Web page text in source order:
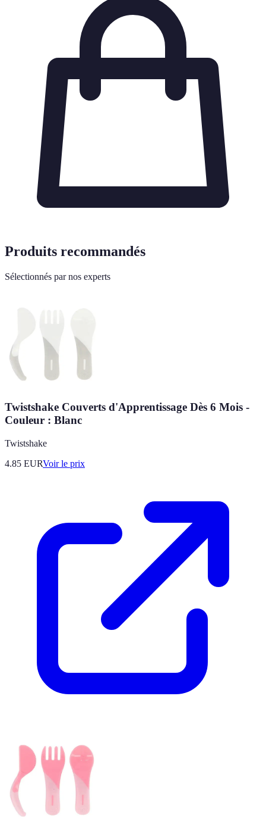
Produits recommandés
Sélectionnés par nos experts
Twistshake Couverts d'Apprentissage Dès 6 Mois -
Couleur : Blanc
Twistshake
4.85 EURVoir le prix